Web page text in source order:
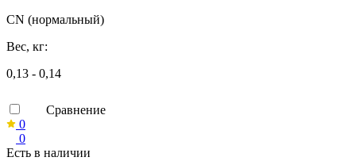
CN (нормальный)
Вес, кг:
0,13 - 0,14
Сравнение
0
0
Есть в наличии